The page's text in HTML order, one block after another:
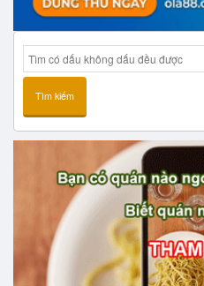
Tìm kiếm